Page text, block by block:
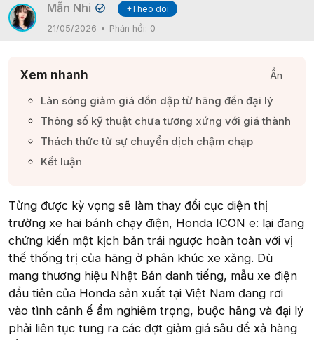
Mẫn Nhi ✔
+Theo dõi
21/05/2026
Phản hồi: 0
Xem nhanh
Ẩn
Làn sóng giảm giá dồn dập từ hãng đến đại lý​
Thông số kỹ thuật chưa tương xứng với giá thành​
Thách thức từ sự chuyển dịch chậm chạp​
Kết luận​
Từng được kỳ vọng sẽ làm thay đổi cục diện thị
trường xe hai bánh chạy điện, Honda ICON e: lại đang
chứng kiến một kịch bản trái ngược hoàn toàn với vị
thế thống trị của hãng ở phân khúc xe xăng. Dù
mang thương hiệu Nhật Bản danh tiếng, mẫu xe điện
đầu tiên của Honda sản xuất tại Việt Nam đang rơi
vào tình cảnh ế ẩm nghiêm trọng, buộc hãng và đại lý
phải liên tục tung ra các đợt giảm giá sâu để xả hàng